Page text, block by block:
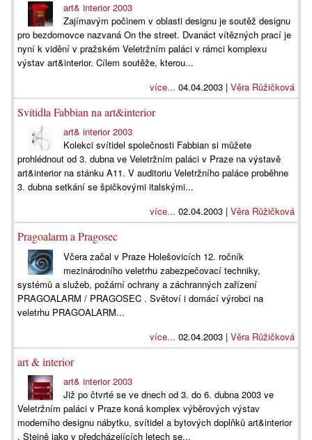
art& interior 2003
Zajímavým počinem v oblasti designu je soutěž designu
pro bezdomovce nazvaná On the street. Dvanáct vítězných prací je
nyní k vidění v pražském Veletržním paláci v rámci komplexu
výstav art&interior. Cílem soutěže, kterou...
více... 04.04.2003 | Věra Růžičková
Svítidla Fabbian na art&interior
art& interior 2003
Kolekci svítidel společnosti Fabbian si můžete
prohlédnout od 3. dubna ve Veletržním paláci v Praze na výstavě
art&interior na stánku A11. V auditoriu Veletržního paláce proběhne
3. dubna setkání se špičkovými italskými...
více... 02.04.2003 | Věra Růžičková
Pragoalarm a Pragosec
Včera začal v Praze Holešovicích 12. ročník
mezinárodního veletrhu zabezpečovací techniky,
systémů a služeb, požární ochrany a záchranných zařízení
PRAGOALARM / PRAGOSEC . Světoví i domácí výrobci na
veletrhu PRAGOALARM...
více... 02.04.2003 | Věra Růžičková
art & interior
art& interior 2003
Již po čtvrté se ve dnech od 3. do 6. dubna 2003 ve
Veletržním paláci v Praze koná komplex výběrových výstav
moderního designu nábytku, svítidel a bytových doplňků art&interior
. Stejně jako v předcházejících letech se...